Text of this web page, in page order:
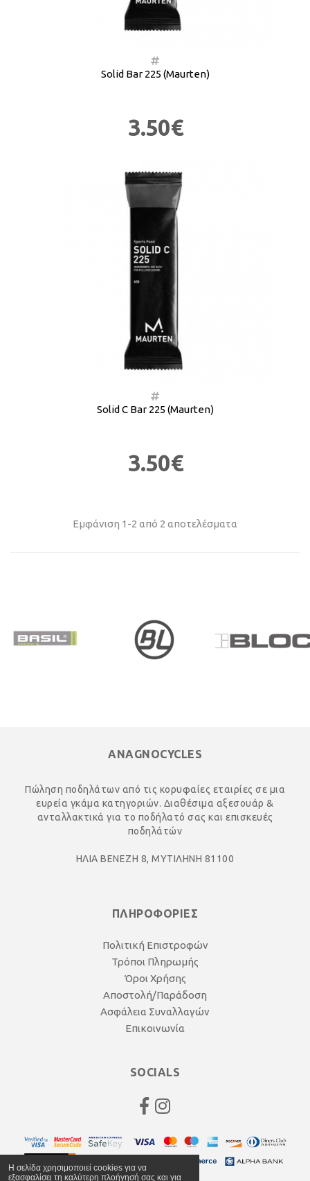
Η σελίδα χρησιμοποιεί cookies για να
εξασφαλίσει τη καλύτερη πλοήγησή σας και για
Solid Bar 225 (Maurten)
3.50€
Solid C Bar 225 (Maurten)
3.50€
Εμφάνιση 1-2 από 2 αποτελέσματα
ANAGNOCYCLES
Πώληση ποδηλάτων από τις κορυφαίες εταιρίες σε μια
ευρεία γκάμα κατηγοριών. Διαθέσιμα αξεσουάρ &
ανταλλακτικά για το ποδήλατό σας και επισκευές
ποδηλάτών
ΗΛΙΑ ΒΕΝΕΖΗ 8, ΜΥΤΙΛΗΝΗ 81100
ΠΛΗΡΟΦΟΡΙΕΣ
Πολιτική Επιστροφών
Τρόποι Πληρωμής
Όροι Χρήσης
Αποστολή/Παράδοση
Ασφάλεια Συναλλαγών
Επικοινωνία
SOCIALS